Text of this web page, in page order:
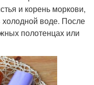
и корень моркови,
воде. После
полотенцах или